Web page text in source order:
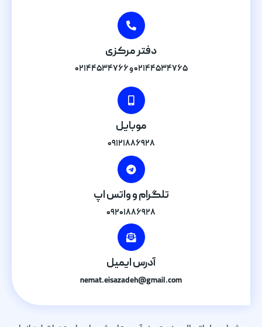
دفتر مرکزی
۰۲۱۴۴۵۳۴۷۶۵ و ۰۲۱۴۴۵۳۴۷۶۶
موبایل
۰۹۱۲۱۸۸۶۹۲۸
تلگرام و واتس اپ
۰۹۲۰۱۸۸۶۹۲۸
آدرس ایمیل
nemat.eisazadeh@gmail.com